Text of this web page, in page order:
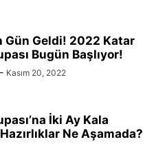
Gün Geldi! 2022 Katar
Bugün Başlıyor!
- Kasım 20, 2022
İki Ay Kala
Ne Aşamada?